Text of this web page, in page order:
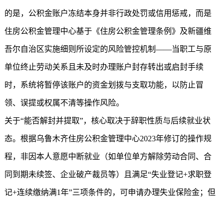
的是，公积金账户冻结本身并非行政处罚或信用惩戒，而是
住房公积金管理中心基于《住房公积金管理条例》及新疆维
吾尔自治区实施细则所设定的风险管控机制——当职工与原
单位终止劳动关系且未及时办理账户封存转出或启封手续
时，系统将暂停该账户的资金划拨与支取功能，以防止冒
领、误提或权属不清等操作风险。
关于“能否解封并提取”，核心取决于辞职性质与后续就业状
态。根据乌鲁木齐住房公积金管理中心2023年修订的操作规
程，非因本人意愿中断就业（如单位单方解除劳动合同、合
同到期未续签、企业破产裁员等）且满足“失业登记+求职登
记+连续缴纳满1年”三项条件的，可申请办理失业保险金；但